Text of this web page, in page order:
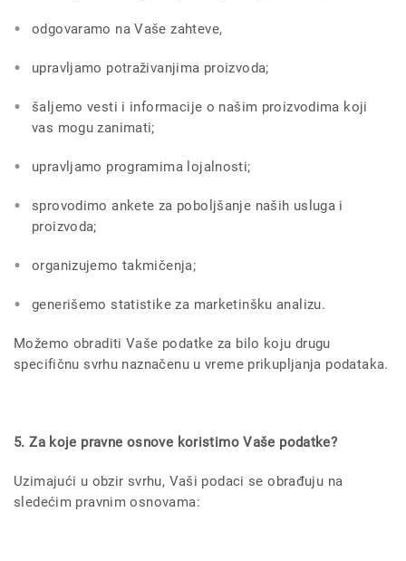
odgovaramo na Vaše zahteve,
upravljamo potraživanjima proizvoda;
šaljemo vesti i informacije o našim proizvodima koji
vas mogu zanimati;
upravljamo programima lojalnosti;
sprovodimo ankete za poboljšanje naših usluga i
proizvoda;
organizujemo takmičenja;
generišemo statistike za marketinšku analizu.
Možemo obraditi Vaše podatke za bilo koju drugu
specifičnu svrhu naznačenu u vreme prikupljanja podataka.
5. Za koje pravne osnove koristimo Vaše podatke?
Uzimajući u obzir svrhu, Vaši podaci se obrađuju na
sledećim pravnim osnovama: